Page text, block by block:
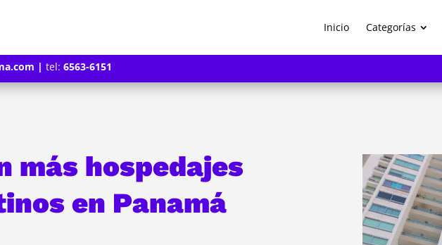
Inicio Categorías
|tel: 6563-6151
más hospedajes
en Panamá